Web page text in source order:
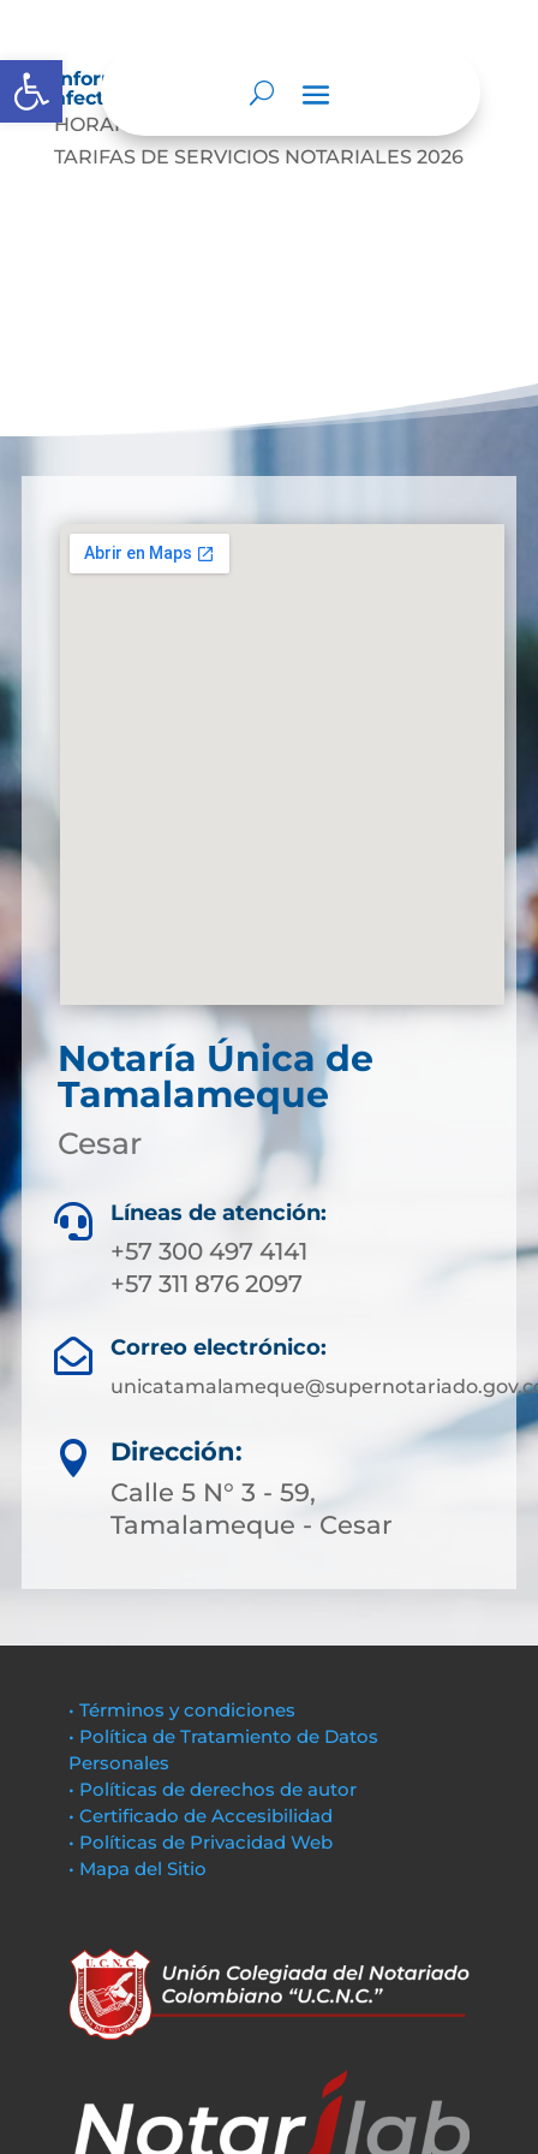
Abrir barra de herramientas
Información sobre decisiones que puede
afectar al público
HORARIO DE ATENCIÓN AL PÚBLICO
TARIFAS DE SERVICIOS NOTARIALES 2026
Notaría Única de
Tamalameque
Cesar
 Líneas de atención:
+57 300 497 4141
+57 311 876 2097
 Correo electrónico:

Dirección:
Calle 5 N° 3 - 59,
Tamalameque - Cesar
• Términos y condiciones
• Política de Tratamiento de Datos
Personales
• Políticas de derechos de autor
• Certificado de Accesibilidad
• Políticas de Privacidad Web
• Mapa del Sitio